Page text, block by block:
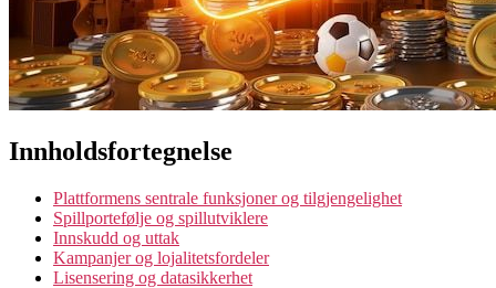
Innholdsfortegnelse
Plattformens sentrale funksjoner og tilgjengelighet
Spillportefølje og spillutviklere
Innskudd og uttak
Kampanjer og lojalitetsfordeler
Lisensering og datasikkerhet